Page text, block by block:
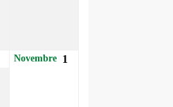
Novembre 1